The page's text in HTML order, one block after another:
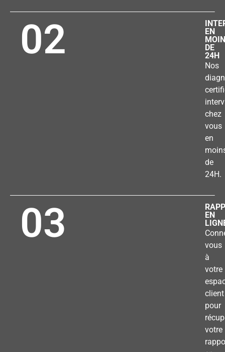
02
EN
DE
24H
Nos
chez
vous
en
de
24H.
03
EN
vous
à
votre
client
pour
votre